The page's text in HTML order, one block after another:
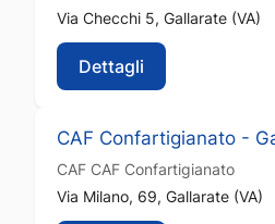
Via Checchi 5, Gallarate (VA)
Dettagli
CAF Confartigianato -
CAF CAF Confartigianato
Via Milano, 69, Gallarate (VA)